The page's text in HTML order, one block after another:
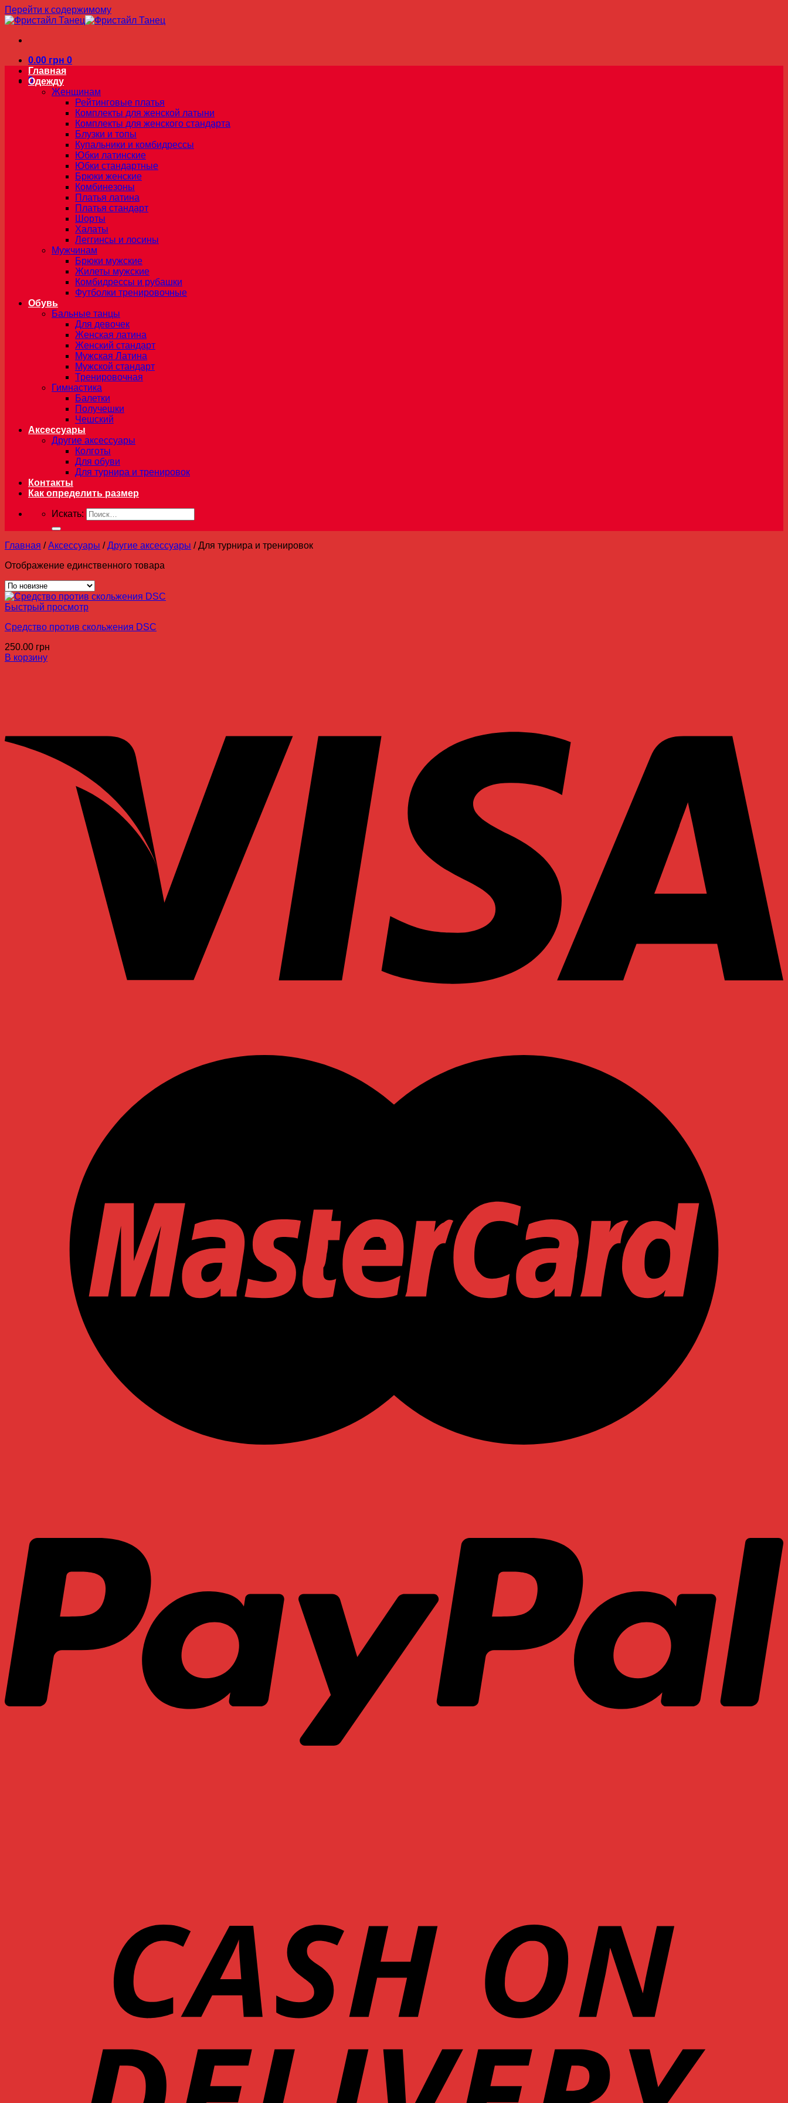
Перейти к содержимому
0.00 грн 0
0
Главная
Одежду
Женщинам
Рейтинговые платья
Комплекты для женской латыни
Комплекты для женского стандарта
Блузки и топы
Купальники и комбидрессы
Юбки латинские
Юбки стандартные
Брюки женские
Комбинезоны
Платья латина
Платья стандарт
Шорты
Халаты
Леггинсы и лосины
Мужчинам
Брюки мужские
Жилеты мужские
Комбидрессы и рубашки
Футболки тренировочные
Обувь
Бальные танцы
Для девочек
Женская латина
Женский стандарт
Мужская Латина
Мужской стандарт
Тренировочная
Гимнастика
Балетки
Получешки
Чешский
Аксессуары
Другие аксессуары
Колготы
Для обуви
Для турнира и тренировок
Контакты
Как определить размер
Искать:
Главная / Аксессуары / Другие аксессуары /Для турнира и тренировок
Отображение единственного товара
Быстрый просмотр
Средство против скольжения DSC
250.00 грн
В корзину